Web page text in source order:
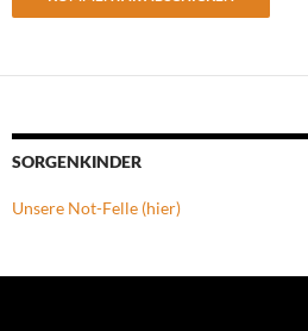
SORGENKINDER
Unsere Not-Felle (hier)